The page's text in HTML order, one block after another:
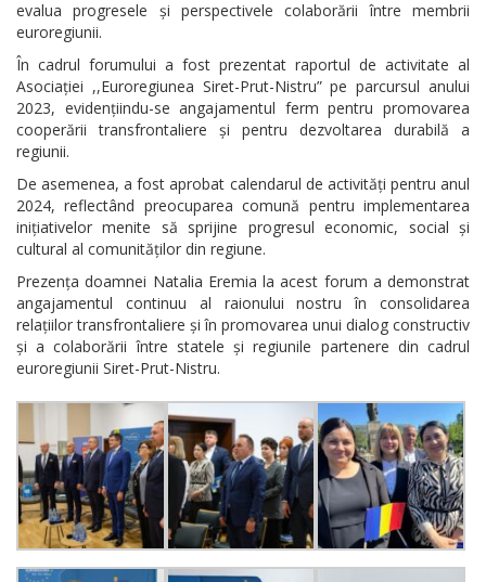
evalua progresele și perspectivele colaborării între membrii
euroregiunii.
În cadrul forumului a fost prezentat raportul de activitate al
Asociației ,,Euroregiunea Siret-Prut-Nistru” pe parcursul anului
2023, evidențiindu-se angajamentul ferm pentru promovarea
cooperării transfrontaliere și pentru dezvoltarea durabilă a
regiunii.
De asemenea, a fost aprobat calendarul de activități pentru anul
2024, reflectând preocuparea comună pentru implementarea
inițiativelor menite să sprijine progresul economic, social și
cultural al comunităților din regiune.
Prezența doamnei Natalia Eremia la acest forum a demonstrat
angajamentul continuu al raionului nostru în consolidarea
relațiilor transfrontaliere și în promovarea unui dialog constructiv
și a colaborării între statele și regiunile partenere din cadrul
euroregiunii Siret-Prut-Nistru.